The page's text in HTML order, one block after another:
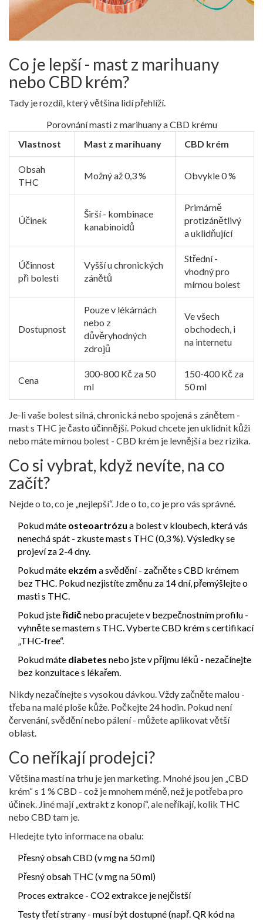
Co je lepší - mast z marihuany
nebo CBD krém?
Tady je rozdíl, který většina lidí přehlíží.
Porovnání masti z marihuany a CBD krému
Vlastnost
Mast z marihuany CBD krém
Obsah
THC
Možný až 0,3 % Obvykle 0 %
Účinek
Širší - kombinace
kanabinoidů
Primárně
protizánětlivý
a uklidňující
Účinnost
při bolesti
Vyšší u chronických
zánětů
Střední -
vhodný pro
mírnou bolest
Dostupnost
Pouze v lékárnách
nebo z
důvěryhodných
zdrojů
Ve všech
obchodech, i
na internetu
Cena
300-800 Kč za 50
ml
150-400 Kč za
50 ml
Je-li vaše bolest silná, chronická nebo spojená s zánětem -
mast s THC je často účinnější. Pokud chcete jen uklidnit kůži
nebo máte mírnou bolest - CBD krém je levnější a bez rizika.
Co si vybrat, když nevíte, na co
začít?
Nejde o to, co je „nejlepší“. Jde o to, co je pro vás správné.
Pokud máte osteoartrózu a bolest v kloubech, která vás
nenechá spát - zkuste mast s THC (0,3 %). Výsledky se
projeví za 2-4 dny.
Pokud máte ekzém a svědění - začněte s CBD krémem
bez THC. Pokud nezjistíte změnu za 14 dní, přemýšlejte o
masti s THC.
Pokud jsteřidičnebo pracujete v bezpečnostním profilu -
vyhněte se mastem s THC. Vyberte CBD krém s certifikací
„THC-free“.
Pokud máte diabetes nebo jste v příjmu léků - nezačínejte
bez konzultace s lékařem.
Nikdy nezačínejte s vysokou dávkou. Vždy začněte malou -
třeba na malé ploše kůže. Počkejte 24 hodin. Pokud není
červenání, svědění nebo pálení - můžete aplikovat větší
oblast.
Co neříkají prodejci?
Většina mastí na trhu je jen marketing. Mnohé jsou jen „CBD
krém“ s 1 % CBD - což je mnohem méně, než je potřeba pro
účinek. Jiné mají „extrakt z konopí“, ale neříkají, kolik THC
nebo CBD tam je.
Hledejte tyto informace na obalu:
Přesný obsah CBD (v mg na 50 ml)
Přesný obsah THC (v mg na 50 ml)
Proces extrakce - CO2 extrakce je nejčistší
Testy třetí strany - musí být dostupné (např. QR kód na